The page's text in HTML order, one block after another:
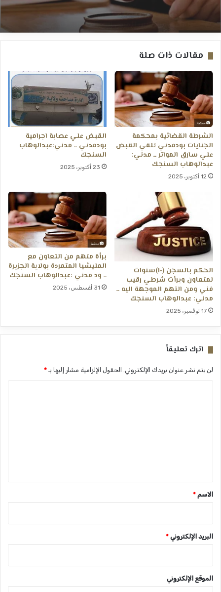
مستثمر يحتال على مواطنة ويورطها في بلاغ
غامض “من سرير المرض إلى الحبس.. تفاصيل
بعطبرة.” ــ “استغاثة مواطنة مريضة بوزير العدل:
وقعتُ ضحية احتيال والمباحث تلاحقني بلا غطاء
قانوني.” ــ عطبرة : بعانخي برس
تلقي القبض على متهمين تحت المواد 151و154ــ
مدني : بعانخي برس
مقالات ذات صلة
الشرطة القضائية بمحكمة
الجنايات بودمدني تلقي القبض
علي سارق المواتر ــ مدني:
عبدالوهاب السنجك
12 أكتوبر، 2025
القبض علي عصابة اجرامية
بودمدني ــ مدني:عبدالوهاب
السنجك
23 أكتوبر، 2025
الحكم بالسجن (١٠)سنوات
لمتعاون وبرأت شرطي رقيب
فني ومن التهم الموجهة اليه ــ
مدني: عبدالوهاب السنجك
17 نوفمبر، 2025
برأة متهم من التعاون مع
المليشيا المتمردة بولاية الجزيرة
ــ ود مدني :عبدالوهاب السنجك
31 أغسطس، 2025
اترك تعليقاً
لن يتم نشر عنوان بريدك الإلكتروني. الحقول الإلزامية مشار إليها بـ *
*الاسم *
البريد الإلكتروني *
الموقع الإلكتروني